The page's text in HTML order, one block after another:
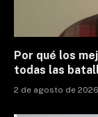
Por qué los
todas las
2 de agosto de 2026